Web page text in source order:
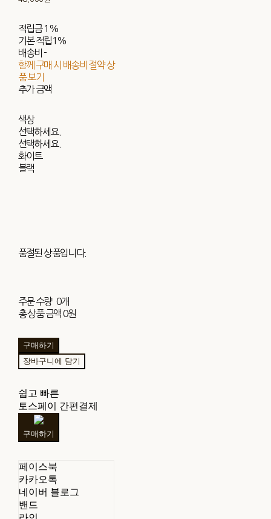
적립금 1%
기본 적립1%
배송비-
함께 구매 시 배송비 절약 상
품 보기
추가 금액
색상
선택하세요.
선택하세요.
화이트
블랙
품절된 상품입니다.
주문 수량 0개
총 상품 금액0원
구매하기
장바구니에 담기
쉽고 빠른
토스페이 간편결제
구매하기
페이스북
카카오톡
네이버 블로그
밴드